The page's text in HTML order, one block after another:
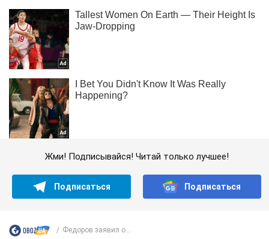
Жми! Подписывайся! Читай только лучшее!
Подписаться Подписаться
Федоров заявил о...